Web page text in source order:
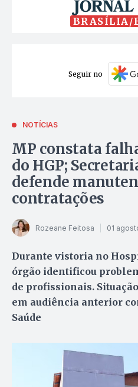
BRASÍLIA/
Seguir no
NOTÍCIAS
MP constata
do HGP;
defende
contratações
Rozeane Feitosa 01
Durante vistoria no
órgão identificou
de profissionais.
em audiência anterior
Saúde